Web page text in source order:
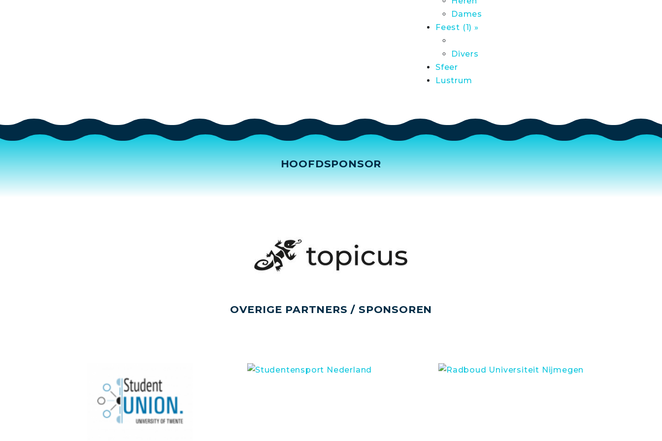
Dames
Feest (1) »
Divers
Sfeer
Lustrum
HOOFDSPONSOR
OVERIGE PARTNERS / SPONSOREN